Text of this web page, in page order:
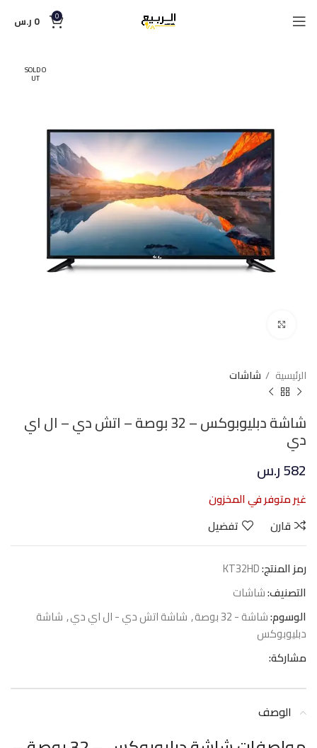
0
0 ر.س
SOLD O
UT
الرئيسية شاشات
شاشة دبليوبوكس – 32 بوصة – اتش دي – ال اي
دي
582ر.س
غير متوفر في المخزون
قارن
تفضيل
رمز المنتج:KT32HD
التصنيف:شاشات
الوسوم:شاشة - 32 بوصة , شاشة اتش دي - ال اي دي, شاشة
دبليوبوكس
مشاركة:
الوصف